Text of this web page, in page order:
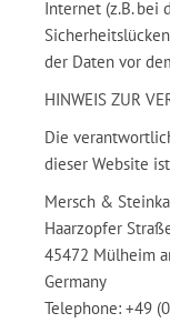
Internet (z.B. bei
der Daten vor
HINWEIS ZUR
Die
dieser Website
Mersch &
Haarzopfer
45472 Mülheim
Germany
Telephone: +49